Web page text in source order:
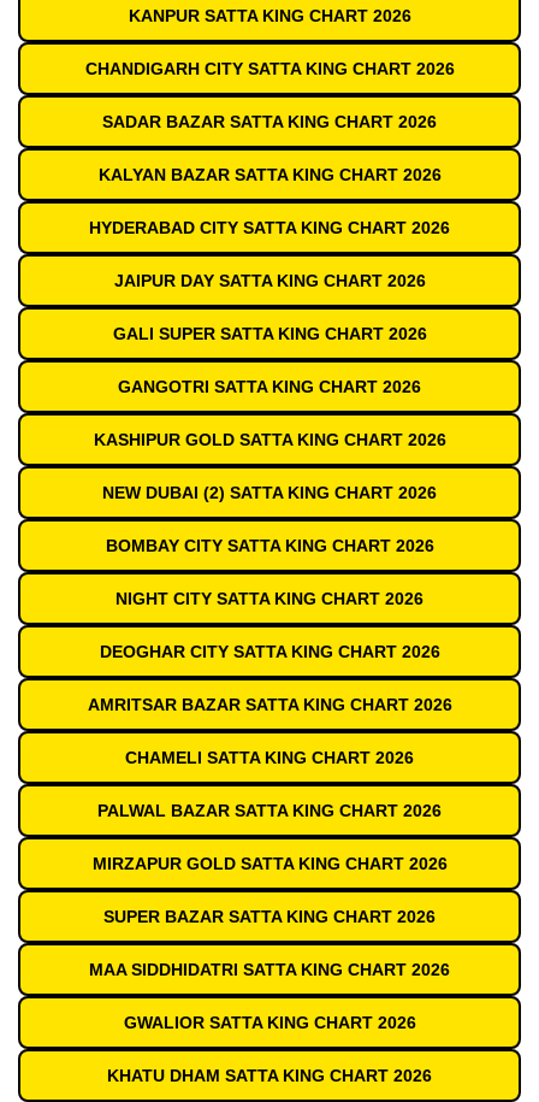
KANPUR SATTA KING CHART 2026
CHANDIGARH CITY SATTA KING CHART 2026
SADAR BAZAR SATTA KING CHART 2026
KALYAN BAZAR SATTA KING CHART 2026
HYDERABAD CITY SATTA KING CHART 2026
JAIPUR DAY SATTA KING CHART 2026
GALI SUPER SATTA KING CHART 2026
GANGOTRI SATTA KING CHART 2026
KASHIPUR GOLD SATTA KING CHART 2026
NEW DUBAI (2) SATTA KING CHART 2026
BOMBAY CITY SATTA KING CHART 2026
NIGHT CITY SATTA KING CHART 2026
DEOGHAR CITY SATTA KING CHART 2026
AMRITSAR BAZAR SATTA KING CHART 2026
CHAMELI SATTA KING CHART 2026
PALWAL BAZAR SATTA KING CHART 2026
MIRZAPUR GOLD SATTA KING CHART 2026
SUPER BAZAR SATTA KING CHART 2026
MAA SIDDHIDATRI SATTA KING CHART 2026
GWALIOR SATTA KING CHART 2026
KHATU DHAM SATTA KING CHART 2026